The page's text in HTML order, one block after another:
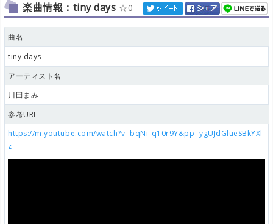
楽曲情報：tiny days 0
曲名
tiny days
アーティスト名
川田まみ
参考URL
https://m.youtube.com/watch?v=bqNi_q10r9Y&pp=ygUJdGlueSBkYXl
z